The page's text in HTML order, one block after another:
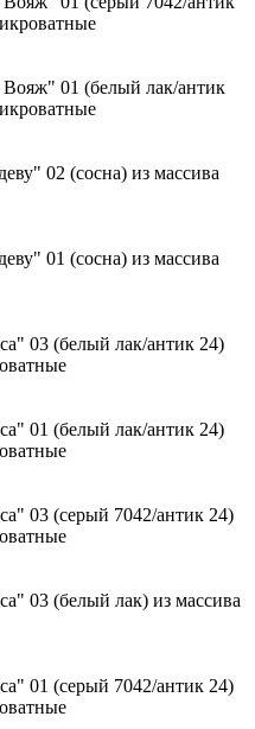
01 (белый лак/антик
02 (сосна) из массива
01 (сосна) из массива
03 (белый лак/антик 24)
01 (белый лак/антик 24)
03 (серый 7042/антик 24)
03 (белый лак) из массива
01 (серый 7042/антик 24)